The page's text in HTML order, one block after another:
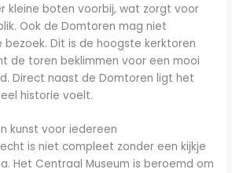
kleine boten voorbij, wat zorgt voor
Ook de Domtoren mag niet
bezoek. Dit is de hoogste kerktoren
de toren beklimmen voor een mooi
Direct naast de Domtoren ligt het
historie voelt.
kunst voor iedereen
is niet compleet zonder een kijkje
Het Centraal Museum is beroemd om